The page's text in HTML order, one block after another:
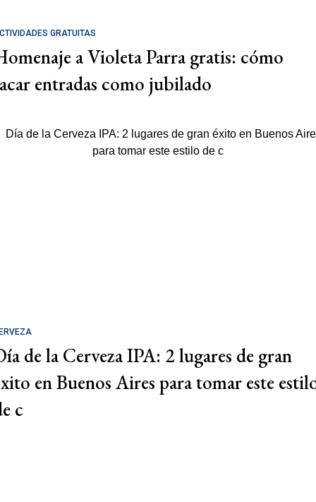
GRATUITAS
a Violeta Parra gratis: cómo
entradas como jubilado
de la Cerveza IPA: 2 lugares de gran
en Buenos Aires para tomar este
c